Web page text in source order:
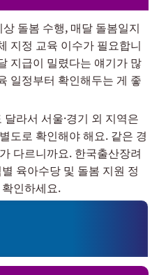
돌봄 수행, 매달 돌봄일지
지정 교육 이수가 필요합니
지급이 밀렸다는 얘기가 많
일정부터 확인해두는 게 좋
라서 서울·경기 외 지역은
도로 확인해야 해요. 같은 경
다르니까요. 한국출산장려
육아수당 및 돌봄 지원 정
인하세요.